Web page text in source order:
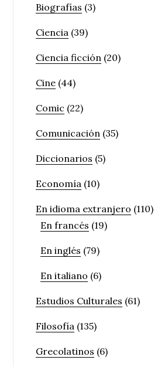
Biografías (3)
Ciencia (39)
Ciencia ficción (20)
Cine (44)
Comic (22)
Comunicación (35)
Diccionarios (5)
Economía (10)
En idioma extranjero (110)
En francés (19)
En inglés (79)
En italiano (6)
Estudios Culturales (61)
Filosofía (135)
Grecolatinos (6)